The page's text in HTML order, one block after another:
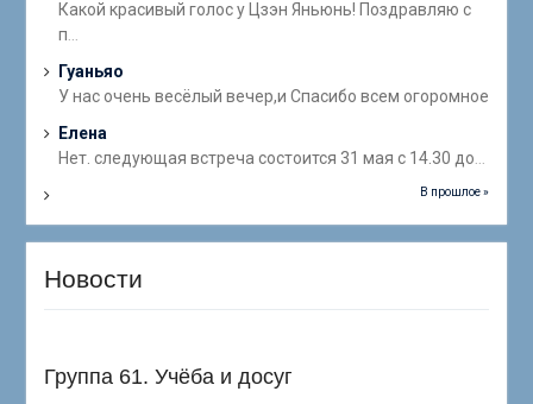
Какой красивый голос у Цзэн Яньюнь! Поздравляю с
п
Гуаньяо
У нас очень весёлый вечер,и Спасибо всем огоромное
Елена
Нет. следующая встреча состоится 31 мая с 14.30 до
В прошлое »
Новости
Группа 61. Учёба и досуг